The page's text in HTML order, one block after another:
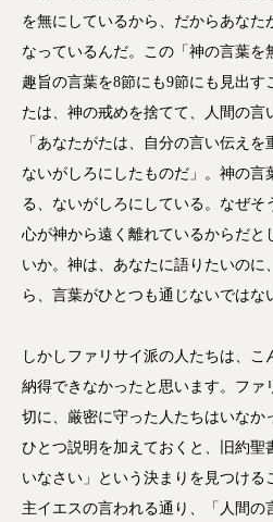
を無にしているから、だからあなた
なっているんだ。この「神の言葉を
趣旨の言葉を8節にも9節にも見出
たは、神の戒めを捨てて、人間の言
「あなたがたは、自分の言い伝え
ないがしろにしたものだ」。神の言
る、ないがしろにしている。なぜそ
心が神から遠く離れているからだと
いか。神は、あなたに語りたいのに
ら、言葉がひとつも通じないではな
しかしファリサイ派の人たちは、こ
納得できなかったと思います。ファ
切に、厳密に守った人たちはいなか
ひとつ説明を加えておくと、旧約聖
いなさい」という決まりを見つける
主イエスの言われる通り、「人間の